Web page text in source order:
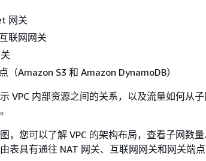
网关
联网网关
（Amazon S3 和 Amazon DynamoDB）
VPC 内部资源之间的关系，以及流量如何从
，您可以了解 VPC 的架构布局，查看子网数
表具有通往 NAT 网关、互联网网关和网关端点